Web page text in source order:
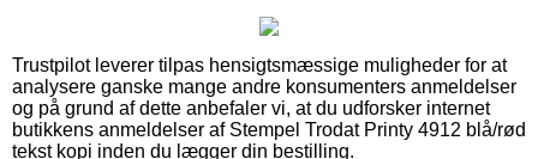
Trustpilot leverer tilpas hensigtsmæssige muligheder for at
analysere ganske mange andre konsumenters anmeldelser
og på grund af dette anbefaler vi, at du udforsker internet
butikkens anmeldelser af Stempel Trodat Printy 4912 blå/rød
tekst kopi inden du lægger din bestilling.